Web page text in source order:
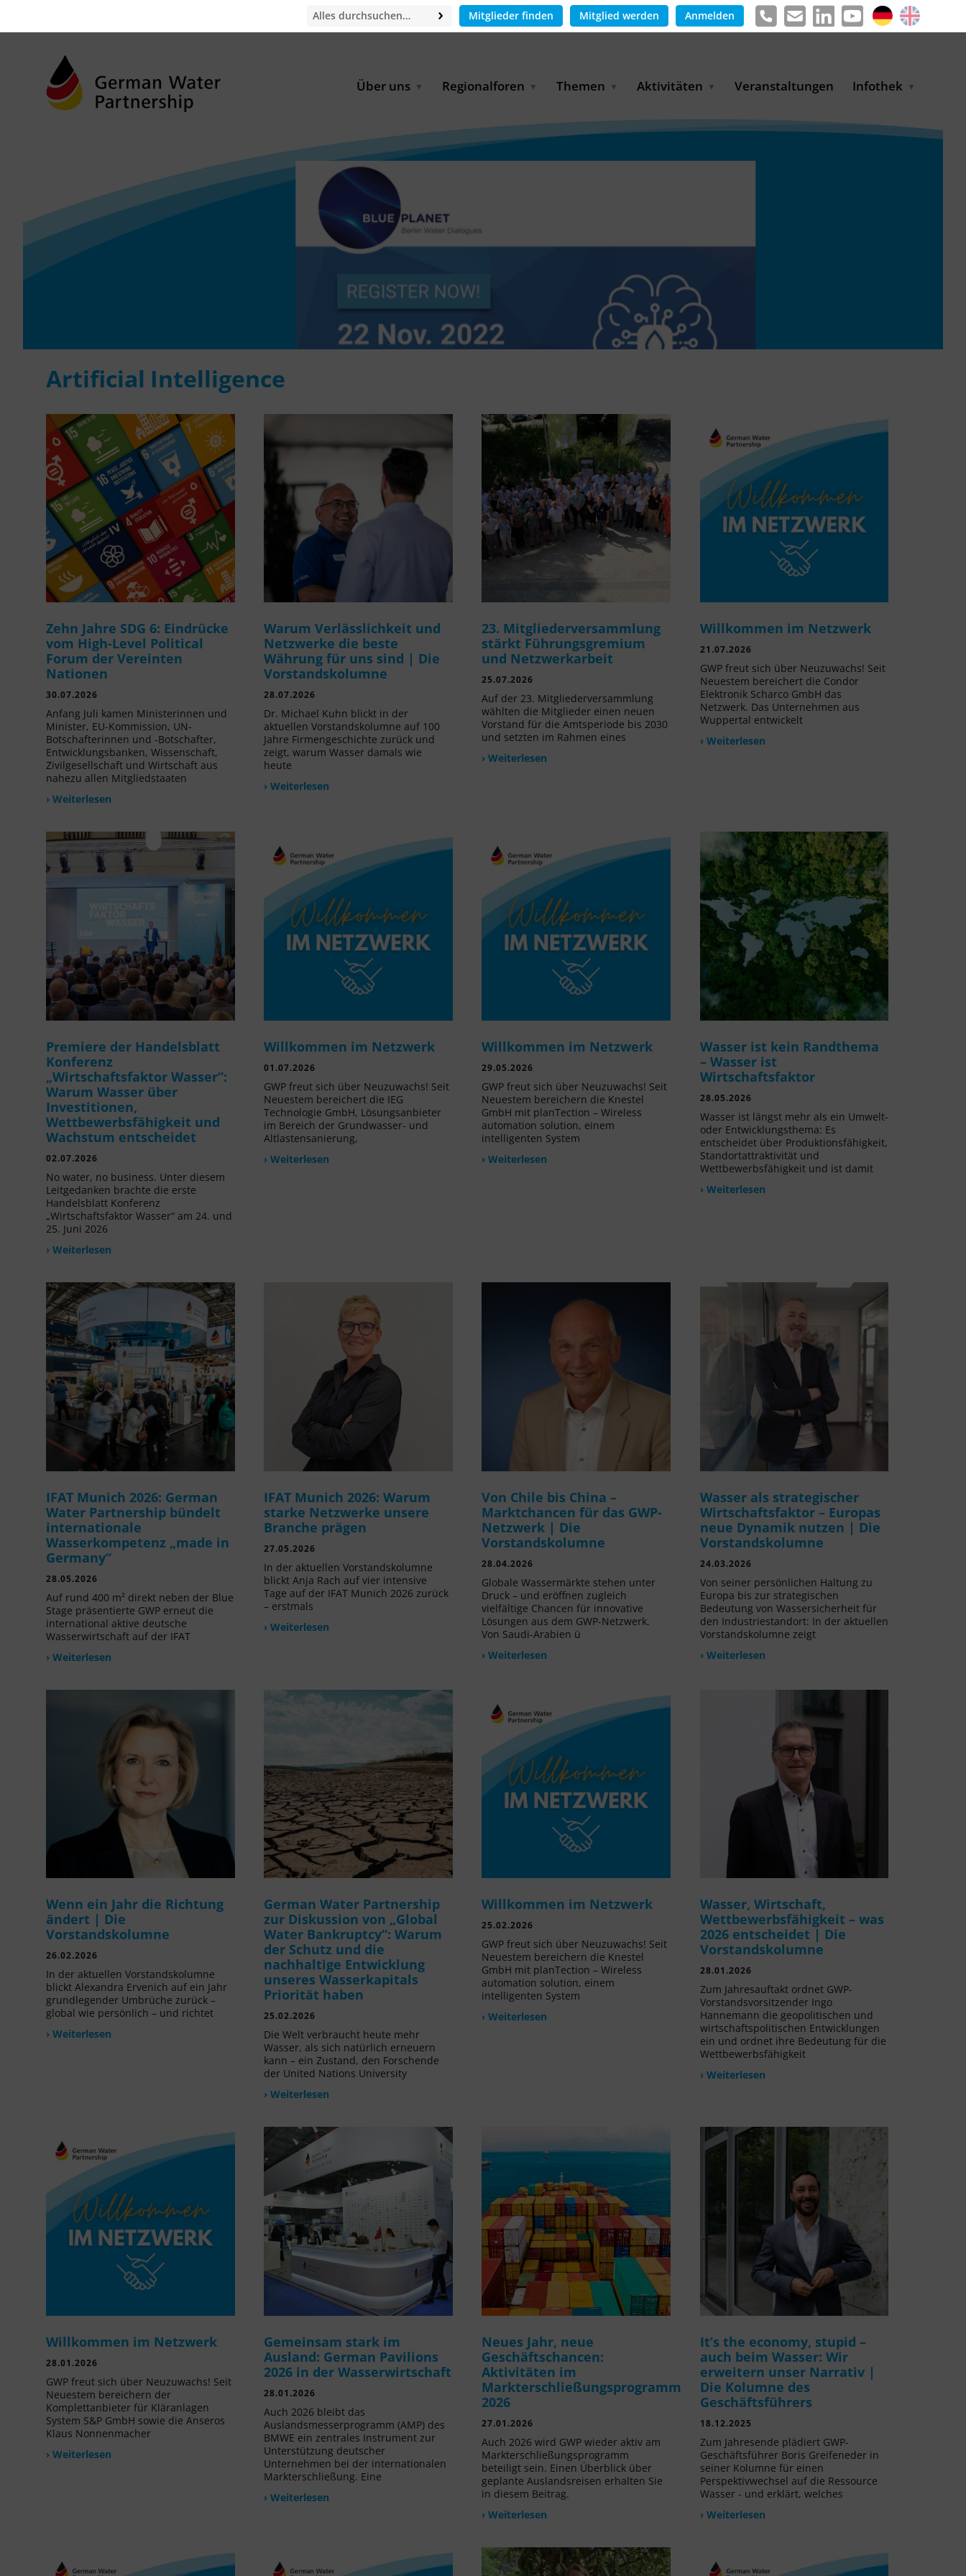
Mitglieder finden Mitglied werden Anmelden
Über uns
Der Vorstand
Geschäftsstelle
Partner & Kooperationen
Mitglieder
Karriere
Kontakt
Regionalforen
EECCA
Nordafrika
Ostasien
Themen
Industriewasserwirtschaft
Digital Water
Aktivitäten
für KMU
GWP-Days
Dialogues
BMUKN-Exportinitiative
Umweltschutz
Veranstaltungen Infothek
Informationen
Artificial Intelligence
Zehn Jahre SDG 6: Eindrücke
vom High-Level Political
Forum der Vereinten
Nationen
30.07.2026
Anfang Juli kamen Ministerinnen und
Minister, EU-Kommission, UN-
Botschafterinnen und -Botschafter,
Entwicklungsbanken, Wissenschaft,
Zivilgesellschaft und Wirtschaft aus
nahezu allen Mitgliedstaaten
› Weiterlesen
Warum Verlässlichkeit und
Netzwerke die beste
Währung für uns sind | Die
Vorstandskolumne
28.07.2026
Dr. Michael Kuhn blickt in der
aktuellen Vorstandskolumne auf 100
Jahre Firmengeschichte zurück und
zeigt, warum Wasser damals wie
heute
› Weiterlesen
23. Mitgliederversammlung
stärkt Führungsgremium
und Netzwerkarbeit
25.07.2026
Auf der 23. Mitgliederversammlung
wählten die Mitglieder einen neuen
Vorstand für die Amtsperiode bis 2030
und setzten im Rahmen eines
› Weiterlesen
Willkommen im Netzwerk
21.07.2026
GWP freut sich über Neuzuwachs! Seit
Neuestem bereichert die Condor
Elektronik Scharco GmbH das
Netzwerk. Das Unternehmen aus
Wuppertal entwickelt
› Weiterlesen
Premiere der Handelsblatt
Konferenz
„Wirtschaftsfaktor Wasser“:
Warum Wasser über
Investitionen,
Wettbewerbsfähigkeit und
Wachstum entscheidet
02.07.2026
No water, no business. Unter diesem
Leitgedanken brachte die erste
Handelsblatt Konferenz
„Wirtschaftsfaktor Wasser“ am 24. und
25. Juni 2026
› Weiterlesen
Willkommen im Netzwerk
01.07.2026
GWP freut sich über Neuzuwachs! Seit
Neuestem bereichert die IEG
Technologie GmbH, Lösungsanbieter
im Bereich der Grundwasser- und
Altlastensanierung,
› Weiterlesen
Willkommen im Netzwerk
29.05.2026
GWP freut sich über Neuzuwachs! Seit
Neuestem bereichern die Knestel
GmbH mit planTection – Wireless
automation solution, einem
intelligenten System
› Weiterlesen
Wasser ist kein Randthema
– Wasser ist
Wirtschaftsfaktor
28.05.2026
Wasser ist längst mehr als ein Umwelt-
oder Entwicklungsthema: Es
entscheidet über Produktionsfähigkeit,
Standortattraktivität und
Wettbewerbsfähigkeit und ist damit
› Weiterlesen
IFAT Munich 2026: German
Water Partnership bündelt
internationale
Wasserkompetenz „made in
Germany“
28.05.2026
Auf rund 400 m² direkt neben der Blue
Stage präsentierte GWP erneut die
international aktive deutsche
Wasserwirtschaft auf der IFAT
› Weiterlesen
IFAT Munich 2026: Warum
starke Netzwerke unsere
Branche prägen
27.05.2026
In der aktuellen Vorstandskolumne
blickt Anja Rach auf vier intensive
Tage auf der IFAT Munich 2026 zurück
– erstmals
› Weiterlesen
Von Chile bis China –
Marktchancen für das GWP-
Netzwerk | Die
Vorstandskolumne
28.04.2026
Globale Wassermärkte stehen unter
Druck – und eröffnen zugleich
vielfältige Chancen für innovative
Lösungen aus dem GWP-Netzwerk.
Von Saudi-Arabien ü
› Weiterlesen
Wasser als strategischer
Wirtschaftsfaktor – Europas
neue Dynamik nutzen | Die
Vorstandskolumne
24.03.2026
Von seiner persönlichen Haltung zu
Europa bis zur strategischen
Bedeutung von Wassersicherheit für
den Industriestandort: In der aktuellen
Vorstandskolumne zeigt
› Weiterlesen
Wenn ein Jahr die Richtung
ändert | Die
Vorstandskolumne
26.02.2026
In der aktuellen Vorstandskolumne
blickt Alexandra Ervenich auf ein Jahr
grundlegender Umbrüche zurück –
global wie persönlich – und richtet
› Weiterlesen
German Water Partnership
zur Diskussion von „Global
Water Bankruptcy“: Warum
der Schutz und die
nachhaltige Entwicklung
unseres Wasserkapitals
Priorität haben
25.02.2026
Die Welt verbraucht heute mehr
Wasser, als sich natürlich erneuern
kann – ein Zustand, den Forschende
der United Nations University
› Weiterlesen
Willkommen im Netzwerk
25.02.2026
GWP freut sich über Neuzuwachs! Seit
Neuestem bereichern die Knestel
GmbH mit planTection – Wireless
automation solution, einem
intelligenten System
› Weiterlesen
Wasser, Wirtschaft,
Wettbewerbsfähigkeit – was
2026 entscheidet | Die
Vorstandskolumne
28.01.2026
Zum Jahresauftakt ordnet GWP-
Vorstandsvorsitzender Ingo
Hannemann die geopolitischen und
wirtschaftspolitischen Entwicklungen
ein und ordnet ihre Bedeutung für die
Wettbewerbsfähigkeit
› Weiterlesen
Willkommen im Netzwerk
28.01.2026
GWP freut sich über Neuzuwachs! Seit
Neuestem bereichern der
Komplettanbieter für Kläranlagen
System S&P GmbH sowie die Anseros
Klaus Nonnenmacher
› Weiterlesen
Gemeinsam stark im
Ausland: German Pavilions
2026 in der Wasserwirtschaft
28.01.2026
Auch 2026 bleibt das
Auslandsmesserprogramm (AMP) des
BMWE ein zentrales Instrument zur
Unterstützung deutscher
Unternehmen bei der internationalen
Markterschließung. Eine
› Weiterlesen
Neues Jahr, neue
Geschäftschancen:
Aktivitäten im
Markterschließungsprogramm
2026
27.01.2026
Auch 2026 wird GWP wieder aktiv am
Markterschließungsprogramm
beteiligt sein. Einen Überblick über
geplante Auslandsreisen erhalten Sie
in diesem Beitrag.
› Weiterlesen
It’s the economy, stupid –
auch beim Wasser: Wir
erweitern unser Narrativ |
Die Kolumne des
Geschäftsführers
18.12.2025
Zum Jahresende plädiert GWP-
Geschäftsführer Boris Greifeneder in
seiner Kolumne für einen
Perspektivwechsel auf die Ressource
Wasser - und erklärt, welches
› Weiterlesen